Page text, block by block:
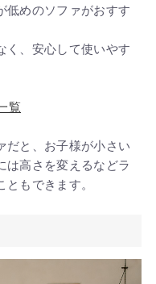
低めのソファがおすす
く、安心して使いやす
覧
だと、お子様が小さい
は高さを変えるなどラ
もできます。